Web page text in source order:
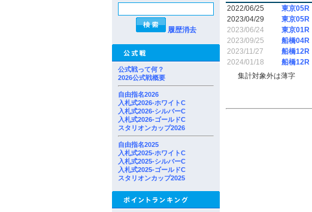
履歴消去
公式戦って何？
2026公式戦概要
自由指名2026
入札式2026-ホワイトC
入札式2026-シルバーC
入札式2026-ゴールドC
スタリオンカップ2026
自由指名2025
入札式2025-ホワイトC
入札式2025-シルバーC
入札式2025-ゴールドC
スタリオンカップ2025
2022/06/25 東京05R
2023/04/29
東京05R
2023/06/24
東京01R
2023/09/25
船橋04R
2023/11/27
船橋12R
2024/01/18
船橋12R
集計対象外は薄字